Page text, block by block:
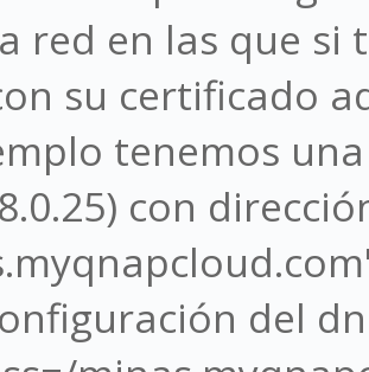
red en las que si
su certificado
tenemos
con
del